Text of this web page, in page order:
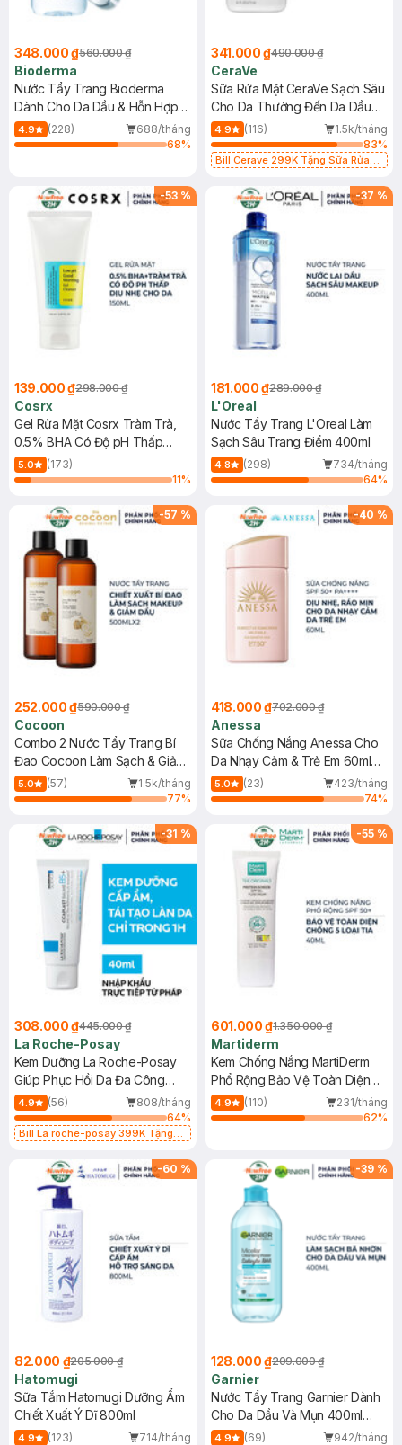
348.000 ₫560.000 ₫
Bioderma
Nước Tẩy Trang Bioderma
Dành Cho Da Dầu & Hỗn Hợp
500ml
4.9 (228)
688/tháng
68%
341.000 ₫490.000 ₫
CeraVe
Sữa Rửa Mặt CeraVe Sạch Sâu
Cho Da Thường Đến Da Dầu
473ml
4.9 (116)
1.5k/tháng
83%
Bill Cerave 299K Tặng Sữa Rửa
-53 %
139.000 ₫298.000 ₫
Cosrx
Gel Rửa Mặt Cosrx Tràm Trà,
0.5% BHA Có Độ pH Thấp
150ml
5.0
(173)
11%
-37 %
181.000 ₫289.000 ₫
L'Oreal
Nước Tẩy Trang L'Oreal Làm
Sạch Sâu Trang Điểm 400ml
4.8 (298)
734/tháng
64%
-57 %
252.000 ₫590.000 ₫
Cocoon
Combo 2 Nước Tẩy Trang Bí
Đao Cocoon Làm Sạch & Giảm
Dầu 500ml
5.0 (57)
1.5k/tháng
77%
-40 %
418.000 ₫702.000 ₫
Anessa
Sữa Chống Nắng Anessa Cho
Da Nhạy Cảm & Trẻ Em 60ml
(Mới)
5.0 (23)
423/tháng
74%
-31 %
308.000 ₫445.000 ₫
La Roche-Posay
Kem Dưỡng La Roche-Posay
Giúp Phục Hồi Da Đa Công
Dụng 40ml
4.9 (56)
808/tháng
64%
Bill La roche-posay 399K Tặng
(SL có hạn)
-55 %
601.000 ₫1.350.000 ₫
Martiderm
Kem Chống Nắng MartiDerm
Phổ Rộng Bảo Vệ Toàn Diện
40ml
4.9 (110)
231/tháng
62%
-60 %
82.000 ₫205.000 ₫
Hatomugi
Sữa Tắm Hatomugi Dưỡng Ẩm
Chiết Xuất Ý Dĩ 800ml
4.9 (123)
714/tháng
-39 %
128.000 ₫209.000 ₫
Garnier
Nước Tẩy Trang Garnier Dành
Cho Da Dầu Và Mụn 400ml
(Mới)
4.9 (69)
942/tháng